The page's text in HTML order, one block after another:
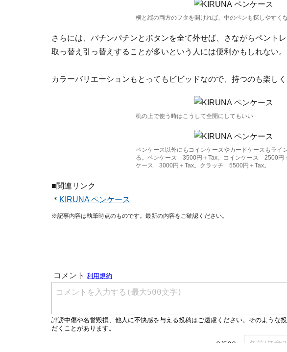
横と縦の両方のフタを開ければ、中のペンも探しやすくな
さらには、パチンパチンとボタンを全て外せば、さながらペント
取っ替え引っ替えすることが多いという人には便利かもしれない。
カラーバリエーションもとってもビビッドなので、持つのも楽しく
机の上で使う時はこうして全開にしてもいい
ペンケース以外にもコインケースやカードケースもライ
る。ペンケース 3500円＋Tax。コインケース 2500円
ケース 3000円＋Tax。クラッチ 5500円＋Tax。
■関連リンク
＊ KIRUNA ペンケース
※記事内容は執筆時点のものです。最新の内容をご確認ください。